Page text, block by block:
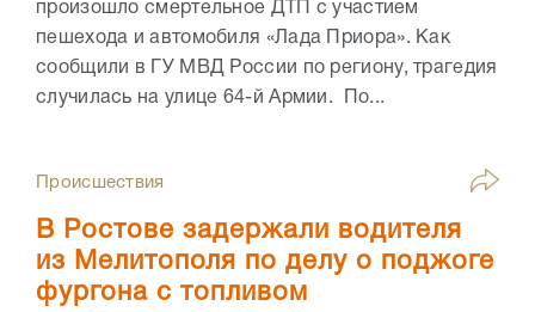
произошло смертельное ДТП с участием
пешехода и автомобиля «Лада Приора». Как
сообщили в ГУ МВД России по региону, трагедия
случилась на улице 64-й Армии. По...
Происшествия
В Ростове задержали водителя
из Мелитополя по делу о поджоге
фургона с топливом